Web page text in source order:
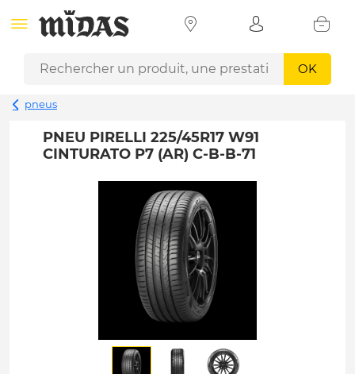
OK
pneus
PNEU PIRELLI 225/45R17 W91
CINTURATO P7 (AR) C-B-B-71